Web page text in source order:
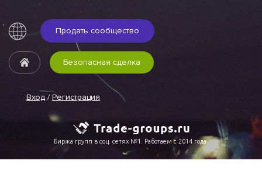
Продать сообщество
Вход / Регистрация
Безопасная сделка
Биржа групп в соц. сетях №1. Работаем с 2014 года.